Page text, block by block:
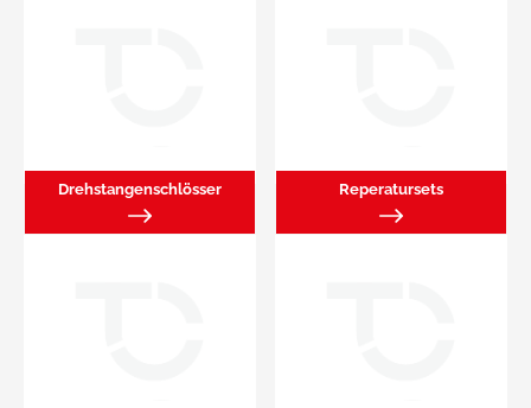
Drehstangenschlösser Reperatursets